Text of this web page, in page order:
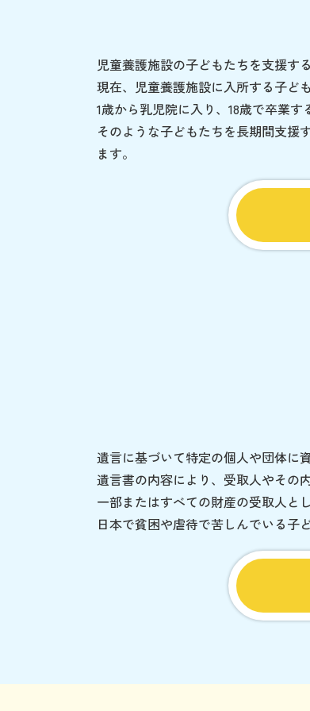
児童養護施設の子どもたちを支援す
現在、児童養護施設に入所する子ど
1歳から乳児院に入り、18歳で卒業
そのような子どもたちを長期間支援
ます。
遺言に基づいて特定の個人や団体に
遺言書の内容により、受取人やその
一部またはすべての財産の受取人と
日本で貧困や虐待で苦しんでいる子